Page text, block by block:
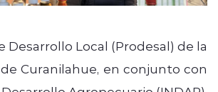
Desarrollo Local (Prodesal) de la
Curanilahue, en conjunto con